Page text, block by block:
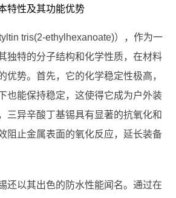
特性及其功能优势
tris(2-ethylhexanoate)），作为一
独特的分子结构和化学性质，在材料
优势。首先，它的化学稳定性极高，
也能保持稳定，这使得它成为户外装
三异辛酸丁基锡具有显著的抗氧化和
阻止金属表面的氧化反应，延长装备
还以其出色的防水性能闻名。通过在